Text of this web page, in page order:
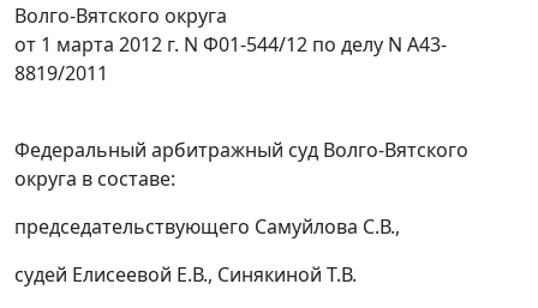
Волго-Вятского округа
от 1 марта 2012 г. N Ф01-544/12 по делу N А43-
8819/2011
Федеральный арбитражный суд Волго-Вятского
округа в составе:
председательствующего Самуйлова С.В.,
судей Елисеевой Е.В., Синякиной Т.В.